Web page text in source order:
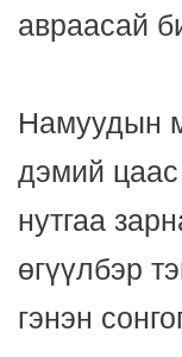
авраасай
Намуудын
дэмий цаас
нутгаа
өгүүлбэр
гэнэн